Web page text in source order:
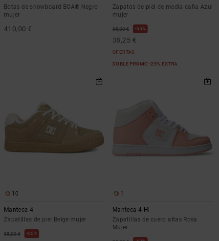
Botas de snowboard BOA® Negro
mujer
410,00 €
Zapatos de piel de media caña Azul
mujer
85,00 € 55%
38,25 €
OFERTAS
DOBLE PROMO -25% EXTRA
10
Manteca 4
Zapatillas de piel Beige mujer
85,00 € 55%
1
Manteca 4 Hi
Zapatillas de cuero altas Rosa
Mujer